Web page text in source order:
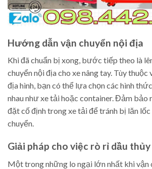
Hướng dẫn vận chuyển nội địa
Khi đã chuẩn bị xong, bước tiếp theo là
chuyển nội địa cho xe nâng tay. Tùy thuộc
địa hình, bạn có thể lựa chọn các hình
nhau như xe tải hoặc container. Đảm bảo
đặt cố định trong xe tải để tránh bị lăn
chuyển.
Giải pháp cho việc rò rỉ dầu
Một trong những lo ngại lớn nhất khi vận